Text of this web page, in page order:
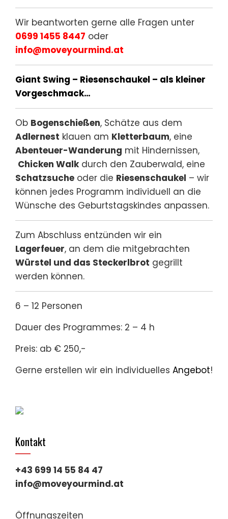
Wir beantworten gerne alle Fragen unter
0699 1455 8447 oder
info@moveyourmind.at
Giant Swing – Riesenschaukel – als kleiner
Vorgeschmack…
Ob Bogenschießen, Schätze aus dem
Adlernest klauen am Kletterbaum, eine
Abenteuer-Wanderung mit Hindernissen,
Chicken Walkdurch den Zauberwald, eine
Schatzsuche oder die Riesenschaukel – wir
können jedes Programm individuell an die
Wünsche des Geburtstagskindes anpassen.
Zum Abschluss entzünden wir ein
Lagerfeuer, an dem die mitgebrachten
Würstel und das Steckerlbrot gegrillt
werden können.
6 – 12 Personen
Dauer des Programmes: 2 – 4 h
Preis: ab € 250,-
Gerne erstellen wir ein individuelles Angebot!
Kontakt
+43 699 14 55 84 47
info@moveyourmind.at
Öffnungszeiten